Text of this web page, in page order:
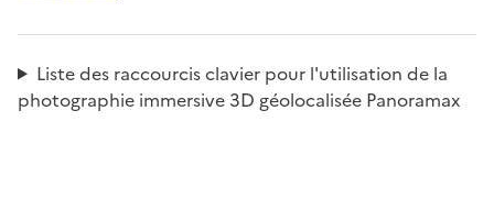
Liste des raccourcis clavier pour l'utilisation de la
photographie immersive 3D géolocalisée Panoramax